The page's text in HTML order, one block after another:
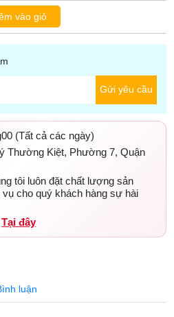
vào giỏ
Gửi yêu cầu
(Tất cả các ngày)
Thường Kiệt, Phường 7, Quận
tôi luôn đặt chất lượng sản
vụ cho quý khách hàng sự hài
Tại đây
luận